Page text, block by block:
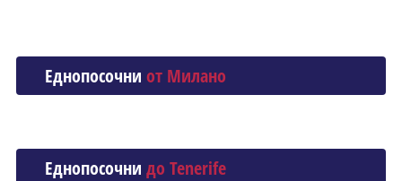
Еднопосочни от Миланo
Еднопосочни до Tenerife